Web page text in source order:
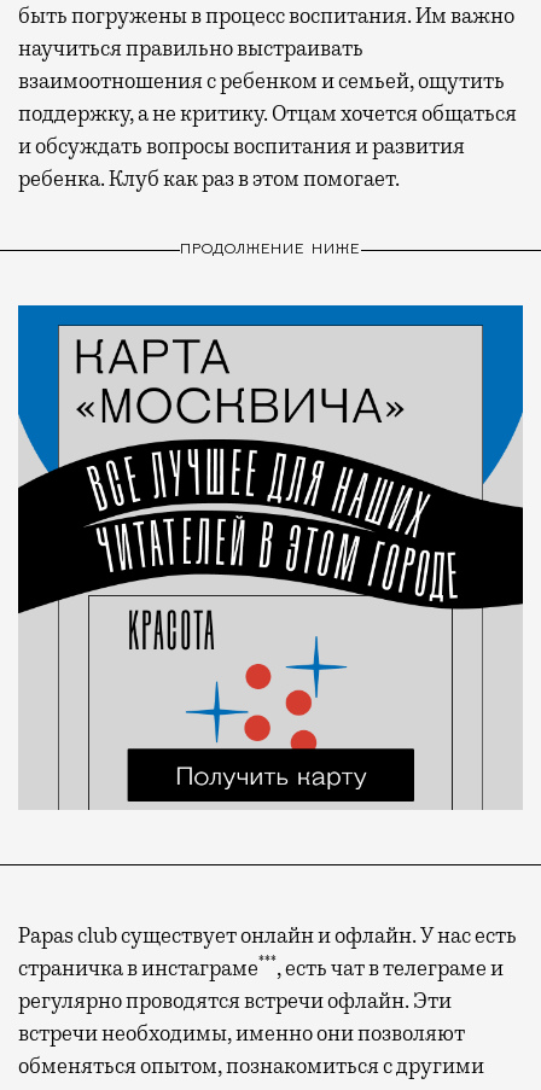
быть погружены в процесс воспитания. Им важно
научиться правильно выстраивать
взаимоотношения с ребенком и семьей, ощутить
поддержку, а не критику. Отцам хочется общаться
и обсуждать вопросы воспитания и развития
ребенка. Клуб как раз в этом помогает.
ПРОДОЛЖЕНИЕ НИЖЕ
Papas club существует онлайн и офлайн. У нас есть
страничка в инстаграме***, есть чат в телеграме и
регулярно проводятся встречи офлайн. Эти
встречи необходимы, именно они позволяют
обменяться опытом, познакомиться с другими